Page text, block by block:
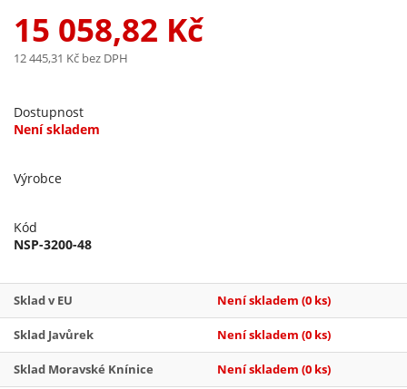
15 058,82 Kč
12 445,31 Kč bez DPH
Dostupnost
Není skladem
Výrobce
Kód
NSP-3200-48
Sklad v EU Není skladem (0 ks)
Sklad Javůrek Není skladem (0 ks)
Sklad Moravské Knínice Není skladem (0 ks)